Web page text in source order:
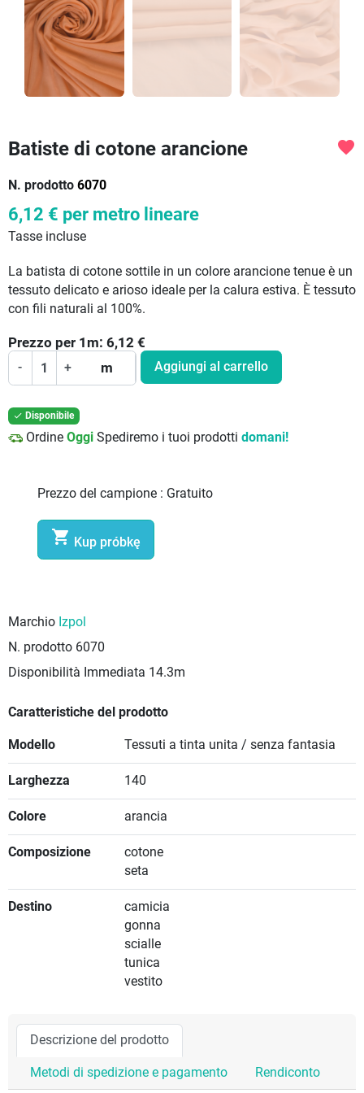
Batiste di cotone arancione
N. prodotto 6070
favorite
6,12 € per metro lineare
Tasse incluse
La batista di cotone sottile in un colore arancione tenue è un
tessuto delicato e arioso ideale per la calura estiva. È tessuto
con fili naturali al 100%.
Prezzo per 1 m: 6,12 €
- + m Aggiungi al carrello
 Disponibile
Ordine Oggi Spediremo i tuoi prodotti domani!
Prezzo del campione : Gratuito
 Kup próbkę
Marchio Izpol
N. prodotto 6070
Disponibilità Immediata 14.3m
Caratteristiche del prodotto
Modello Tessuti a tinta unita / senza fantasia
Larghezza 140
Colore arancia
Composizione
cotone
seta
Destino
camicia
gonna
scialle
tunica
vestito
Descrizione del prodotto
Metodi di spedizione e pagamento Rendiconto